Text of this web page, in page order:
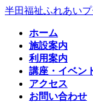
コ
ナ
半田福祉ふれあい
ホーム
施設案内
利用案内
講座・イベン
アクセス
お問い合わせ